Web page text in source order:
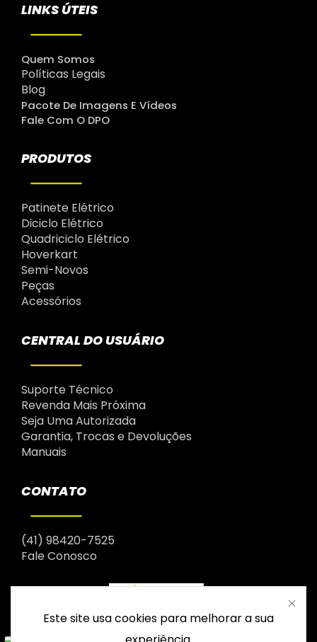
LINKS ÚTEIS
Quem Somos
Políticas Legais
Blog
Pacote De Imagens E Vídeos
Fale Com O DPO
PRODUTOS
Patinete Elétrico
Diciclo Elétrico
Quadriciclo Elétrico
Hoverkart
Semi-Novos
Peças
Acessórios
CENTRAL DO USUÁRIO
Suporte Técnico
Revenda Mais Próxima
Seja Uma Autorizada
Garantia, Trocas e Devoluções
Manuais
CONTATO
(41) 98420-7525
Fale Conosco
Este site usa cookies para melhorar a sua